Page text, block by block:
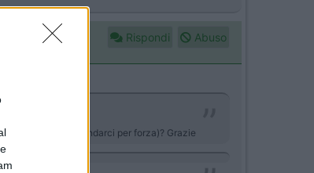
Rispondi Abuso
sabato dovrò andarci per forza)? Grazie